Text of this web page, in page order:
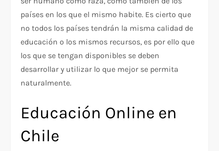
países en los que el mismo habite. Es cierto que
no todos los países tendrán la misma calidad de
educación o los mismos recursos, es por ello que
los que se tengan disponibles se deben
desarrollar y utilizar lo que mejor se permita
naturalmente.
Educación Online en
Chile